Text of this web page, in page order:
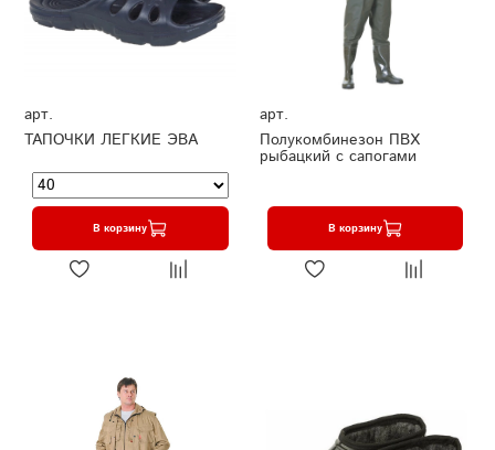
арт.
ТАПОЧКИ ЛЕГКИЕ ЭВА
В корзину
арт.
Полукомбинезон ПВХ
рыбацкий с сапогами
В корзину